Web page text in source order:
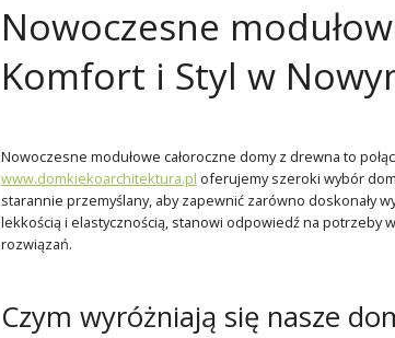
Nowoczesne
Komfort i Styl w
Nowoczesne modułowe całoroczne domy z drewna to
www.domkiekoarchitektura.pl oferujemy szeroki wybór
starannie przemyślany, aby zapewnić zarówno doskonały
lekkością i elastycznością, stanowi odpowiedź na potrzeby
rozwiązań.
Czym wyróżniają się nasze